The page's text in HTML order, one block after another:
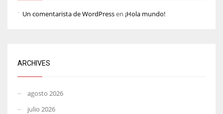
Un comentarista de WordPressen ¡Hola mundo!
ARCHIVES
agosto 2026
julio 2026